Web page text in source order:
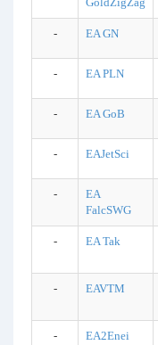
- EA GN
- EA PLN
- EA GoB
- EAJetSci
-
EA
FalcSWG
- EA Tak
- EAVTM
- EA2Enei